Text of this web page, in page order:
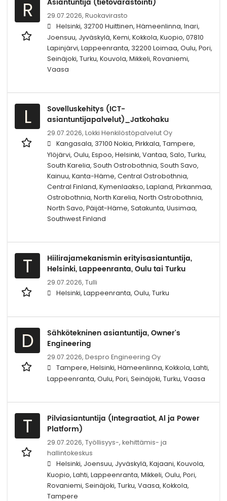
R 29.07.2026, Ruokavirasto
Helsinki, 32700 Huittinen, Hämeenlinna, Inari,
Joensuu, Jyväskylä, Kemi, Kokkola, Kuopio, 07810
Lapinjärvi, Lappeenranta, 32200 Loimaa, Oulu, Pori,
Seinäjoki, Turku, Kouvola, Mikkeli, Rovaniemi,
Vaasa
L
Sovelluskehitys (ICT-
asiantuntijapalvelut)_Jatkohaku
29.07.2026, Lokki Henkilöstöpalvelut Oy
Kangasala, 37100 Nokia, Pirkkala, Tampere,
Ylöjärvi, Oulu, Espoo, Helsinki, Vantaa, Salo, Turku,
South Karelia, South Ostrobothnia, South Savo,
Kainuu, Kanta-Häme, Central Ostrobothnia,
Central Finland, Kymenlaakso, Lapland, Pirkanmaa,
Ostrobothnia, North Karelia, North Ostrobothnia,
North Savo, Päijät-Häme, Satakunta, Uusimaa,
Southwest Finland
T
Hiilirajamekanismin erityisasiantuntija,
Helsinki, Lappeenranta, Oulu tai Turku
29.07.2026, Tulli
Helsinki, Lappeenranta, Oulu, Turku
D
Sähkötekninen asiantuntija, Owner's
Engineering
29.07.2026, Despro Engineering Oy
Tampere, Helsinki, Hämeenlinna, Kokkola, Lahti,
Lappeenranta, Oulu, Pori, Seinäjoki, Turku, Vaasa
T
Pilviasiantuntija (Integraatiot, Al ja Power
Platform)
29.07.2026, Työllisyys-, kehittämis- ja
hallintokeskus
Helsinki, Joensuu, Jyväskylä, Kajaani, Kouvola,
Kuopio, Lahti, Lappeenranta, Mikkeli, Oulu, Pori,
Rovaniemi, Seinäjoki, Turku, Vaasa, Kokkola,
Tampere